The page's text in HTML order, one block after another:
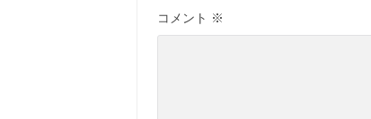
コメント ※